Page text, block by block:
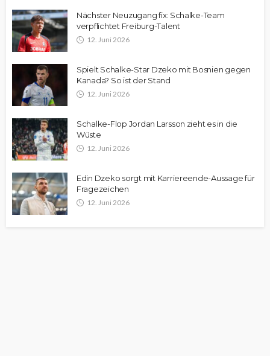
Nächster Neuzugang fix: Schalke-Team
verpflichtet Freiburg-Talent
12. Juni 2026
Spielt Schalke-Star Dzeko mit Bosnien gegen
Kanada? So ist der Stand
12. Juni 2026
Schalke-Flop Jordan Larsson zieht es in die
Wüste
12. Juni 2026
Edin Dzeko sorgt mit Karriereende-Aussage für
Fragezeichen
12. Juni 2026